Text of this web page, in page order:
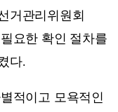
거관리위원회
요한 확인 절차를
다.
적이고 모욕적인